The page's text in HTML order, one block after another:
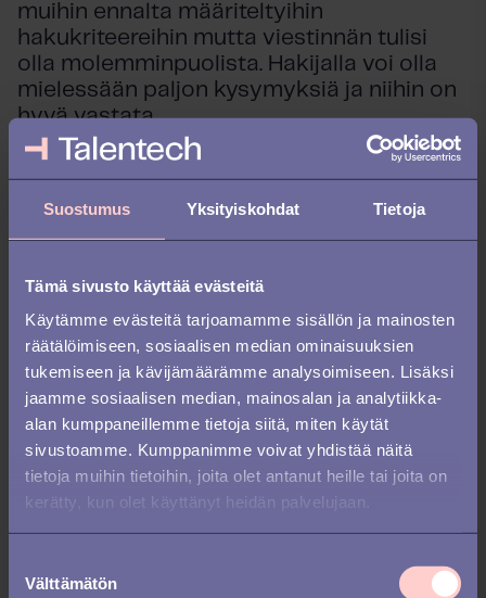
Suostumus Yksityiskohdat Tietoja
Tämä sivusto käyttää evästeitä
Käytämme evästeitä tarjoamamme sisällön ja mainosten
räätälöimiseen, sosiaalisen median ominaisuuksien
tukemiseen ja kävijämäärämme analysoimiseen. Lisäksi
jaamme sosiaalisen median, mainosalan ja analytiikka-
alan kumppaneillemme tietoja siitä, miten käytät
sivustoamme. Kumppanimme voivat yhdistää näitä
tietoja muihin tietoihin, joita olet antanut heille tai joita on
kerätty, kun olet käyttänyt heidän palvelujaan.
Välttämätön
muihin ennalta määriteltyihin
hakukriteereihin mutta viestinnän tulisi
olla molemminpuolista. Hakijalla voi olla
mielessään paljon kysymyksiä ja niihin on
hyvä vastata.
Hakija ei välttämättä tunne
yritystänne
tai näe sitä houkuttelevana
työpaikkana, joten on tärkeää herättää
hakijalle avoimesti yrityksestäsi ja
toimintatavoistanne, niinkuin esittelisit
nämä tärkeimmälle asiakkaallesi.
Paranna hakijakokemusta ja
työnantajabrändiä
M
oni työnhakija pettyy hakuprosessin